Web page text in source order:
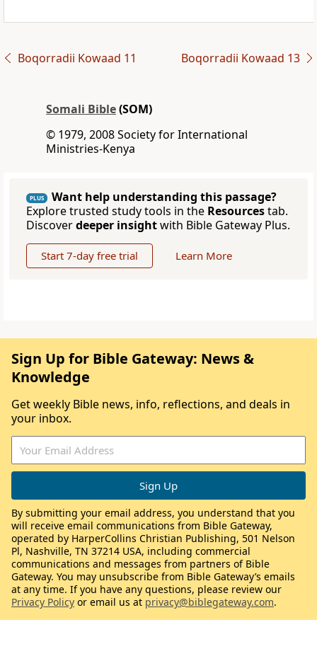
Boqorradii Kowaad 11 Boqorradii Kowaad 13
Somali Bible(SOM)
© 1979, 2008 Society for International
Ministries-Kenya
PLUS
Want help understanding this passage?
Explore trusted study tools in the Resourcestab.
Discoverdeeper insightwith Bible Gateway Plus.
Start 7-day free trial Learn More
Sign Up for Bible Gateway: News &
Knowledge
Get weekly Bible news, info, reflections, and deals in
your inbox.
By submitting your email address, you understand that you
will receive email communications from Bible Gateway,
operated by HarperCollins Christian Publishing, 501 Nelson
Pl, Nashville, TN 37214 USA, including commercial
communications and messages from partners of Bible
Gateway. You may unsubscribe from Bible Gateway’s emails
at any time. If you have any questions, please review our
Privacy Policy or email us at privacy@biblegateway.com.